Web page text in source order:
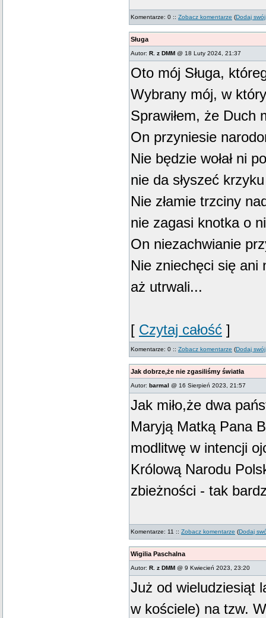
Komentarze: 0 :: Zobacz komentarze (Dodaj
Sługa
Autor: R. z DMM @ 18 Luty 2024, 21:37
Oto mój Sługa,
Wybrany mój, w
Sprawiłem, że Duch
On przyniesie
Nie będzie wołał ni
nie da słyszeć
Nie złamie trzciny
nie zagasi knotka o
On niezachwianie
Nie zniechęci się ani
aż utrwali...
[ Czytaj całość ]
Komentarze: 0 :: Zobacz komentarze (Dodaj
Jak dobrze,że nie zgasiliśmy światła
Autor: barmal @ 16 Sierpień 2023, 21:57
Jak miło,że dwa
Maryją Matką Pana
modlitwę w intencji
Królową Narodu
zbieżności - tak
Komentarze: 11 :: Zobacz komentarze (Dodaj
Wigilia Paschalna
Autor: R. z DMM @ 9 Kwiecień 2023, 23:20
Już od wieludziesiąt
w kościele) na tzw.